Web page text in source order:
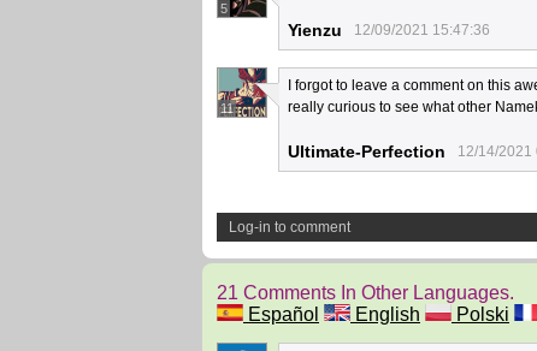
5
Yienzu 12/09/2021 15:47:36
11
I forgot to leave a comment on this
really curious to see what other
Ultimate-Perfection 12/14/2021
Log-in to comment
21 Comments In Other Languages.
Español
English Polski